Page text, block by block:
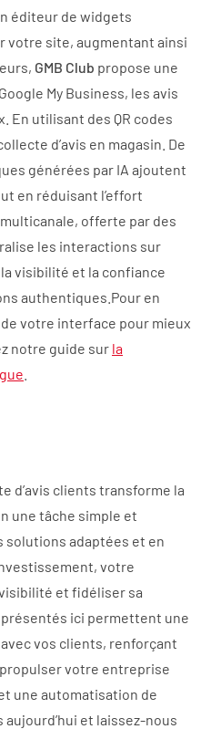
éditeur de widgets
votre site, augmentant ainsi
GMB Club propose une
My Business, les avis
En utilisant des QR codes
d’avis en magasin. De
générées par IA ajoutent
en réduisant l’effort
offerte par des
les interactions sur
visibilité et la confiance
authentiques.Pour en
votre interface pour mieux
notre guide sur la
d’avis clients transforme la
une tâche simple et
solutions adaptées et en
votre
et fidéliser sa
ici permettent une
vos clients, renforçant
votre entreprise
une automatisation de
aujourd’hui et laissez-nous